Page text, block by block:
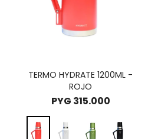
TERMO HYDRATE 1200ML -
ROJO
PYG 315.000